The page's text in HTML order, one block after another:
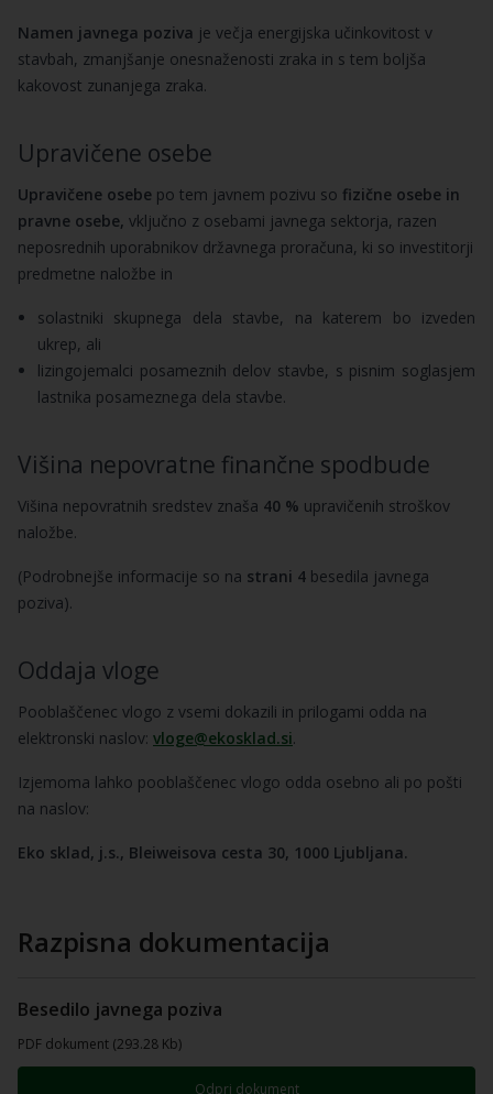
Namen javnega poziva je večja energijska učinkovitost v
stavbah, zmanjšanje onesnaženosti zraka in s tem boljša
kakovost zunanjega zraka.
Upravičene osebe
Upravičene osebe po tem javnem pozivu so fizične osebe in
pravne osebe, vključno z osebami javnega sektorja, razen
neposrednih uporabnikov državnega proračuna, ki so investitorji
predmetne naložbe in
solastniki skupnega dela stavbe, na katerem bo izveden
ukrep, ali
lizingojemalci posameznih delov stavbe, s pisnim soglasjem
lastnika posameznega dela stavbe.
Višina nepovratne finančne spodbude
Višina nepovratnih sredstev znaša 40 % upravičenih stroškov
naložbe.
(Podrobnejše informacije so na strani 4 besedila javnega
poziva).
Oddaja vloge
Pooblaščenec vlogo z vsemi dokazili in prilogami odda na
elektronski naslov: vloge@ekosklad.si.
Izjemoma lahko pooblaščenec vlogo odda osebno ali po pošti
na naslov:
Eko sklad, j.s., Bleiweisova cesta 30, 1000 Ljubljana.
Razpisna dokumentacija
Besedilo javnega poziva
PDF dokument (293.28 Kb)
Odpri dokument